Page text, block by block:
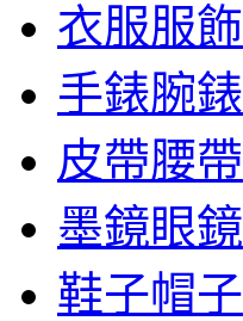
衣服服飾
手錶腕錶
皮帶腰帶
墨鏡眼鏡
鞋子帽子